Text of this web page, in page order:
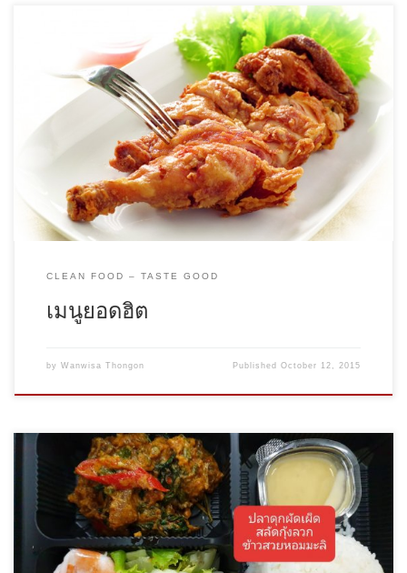
ไก่ทอดพงหลี (ครึ่งตัว 120, ตัวละ 220) […]
CLEAN FOOD – TASTE GOOD
เมนูยอดฮิต
by Wanwisa Thongon PublishedOctober 12, 2015
เมนูจานเดียว SET 1 @ 180.- […]